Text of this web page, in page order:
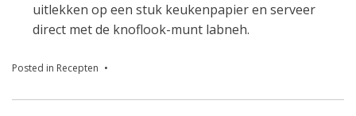
uitlekken op een stuk keukenpapier en serveer
direct met de knoflook-munt labneh.
Posted in Recepten